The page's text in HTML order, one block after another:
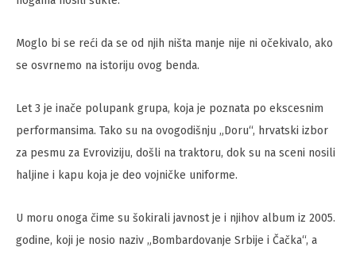
Moglo bi se reći da se od njih ništa manje nije ni očekivalo, ako
se osvrnemo na istoriju ovog benda.
Let 3 je inače polupank grupa, koja je poznata po ekscesnim
performansima. Tako su na ovogodišnju „Doru“, hrvatski izbor
za pesmu za Evroviziju, došli na traktoru, dok su na sceni nosili
haljine i kapu koja je deo vojničke uniforme.
U moru onoga čime su šokirali javnost je i njihov album iz 2005.
godine, koji je nosio naziv „Bombardovanje Srbije i Čačka“, a